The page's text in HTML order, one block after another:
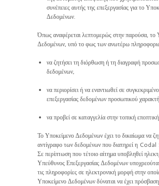
συνέπειες αυτής της επεξεργασίας για το
Δεδομένων.
Όπως αναφέρεται λεπτομερώς στην παρούσα, το
Δεδομένων, υπό το φως των ανωτέρω
να ζητήσει τη διόρθωση ή τη διαγραφή
δεδομένων,
να περιορίσει ή να εναντιωθεί σε
επεξεργασίας δεδομένων προσωπικού
να προβεί σε καταγγελία στην τοπική
Το Υποκείμενο Δεδομένων έχει το δικαίωμα να
αντίγραφο των δεδομένων που διατηρεί η
Σε περίπτωση που τέτοιο αίτημα υποβληθεί
Υπεύθυνος Επεξεργασίας Δεδομένων
τις πληροφορίες σε ηλεκτρονική μορφή στην
Υποκείμενο Δεδομένων δύναται να έχει